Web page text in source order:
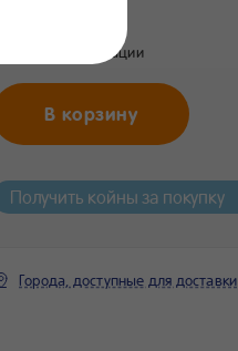
Цена без регистрации
В корзину
Получить койны за покупку
Города, доступные для доставки